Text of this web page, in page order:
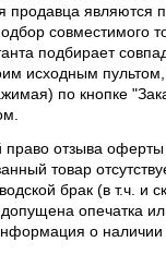
продавца
совместимого
подбирает
исходным
по кнопке
право отзыва
товар
брак (в т.ч.
опечатка
о наличии